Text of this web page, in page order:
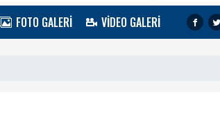
FOTO GALERİ VİDEO GALERİ